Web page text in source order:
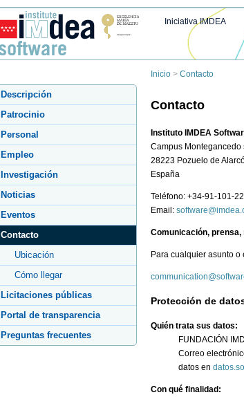
Iniciativa IMDEA
Inicio > Contacto
Descripción
Patrocinio
Personal
Empleo
Investigación
Noticias
Eventos
Contacto
Ubicación
Cómo llegar
Licitaciones públicas
Portal de transparencia
Preguntas frecuentes
Contacto
Instituto IMDEA
Campus Montegancedo
28223 Pozuelo de
España
Teléfono: +34-91-101-
Email:
Comunicación, prensa,
Para cualquier asunto o
Protección de
Quién trata sus datos:
FUNDACIÓN
Correo
datos en
Con qué finalidad: